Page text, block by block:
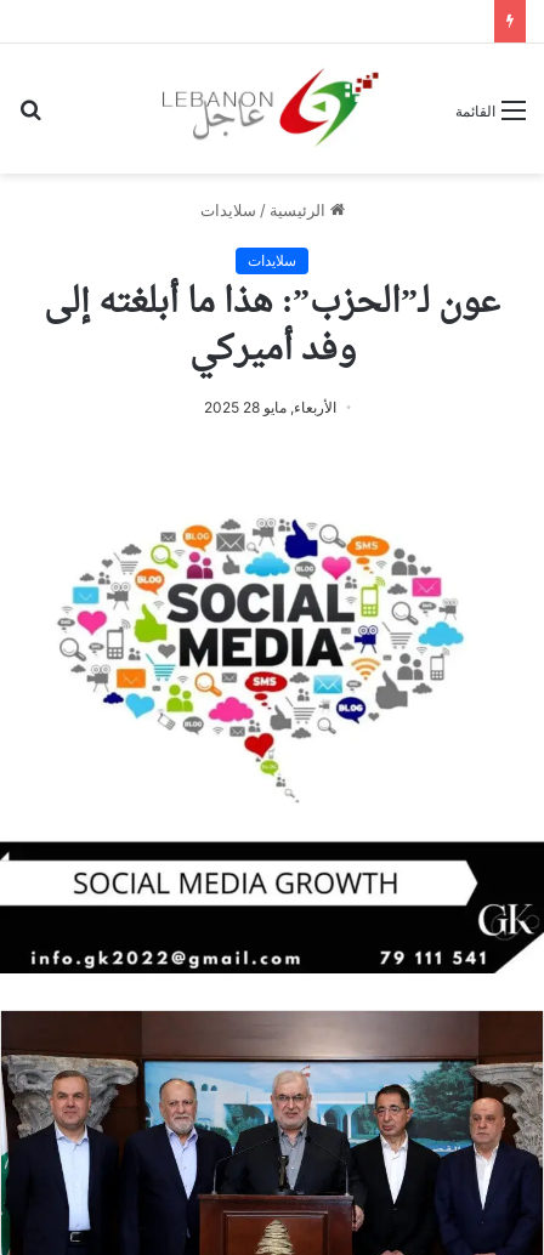
القائمة
الرئيسية / سلايدات
سلايدات
عون لـ”الحزب”: هذا ما أبلغته إلى
وفد أميركي
الأربعاء, مايو 28 2025